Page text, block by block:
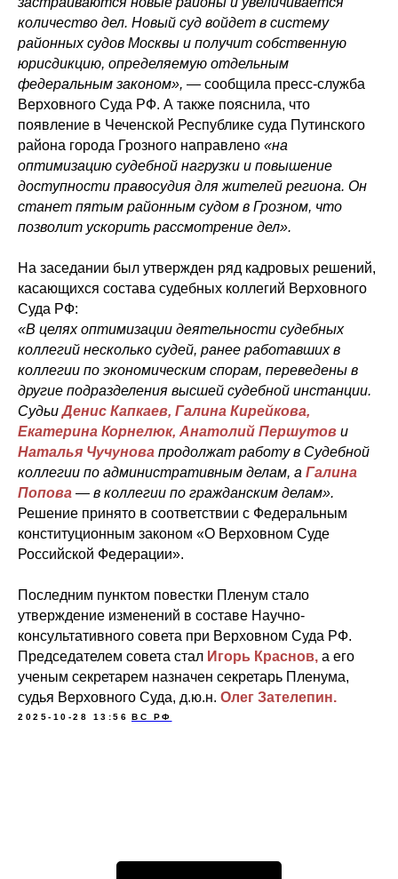
количество дел. Новый суд войдет в систему
районных судов Москвы и получит собственную
юрисдикцию, определяемую отдельным
федеральным законом», — сообщила пресс-служба
Верховного Суда РФ. А также пояснила, что
появление в Чеченской Республике суда Путинского
района города Грозного направлено «на
оптимизацию судебной нагрузки и повышение
доступности правосудия для жителей региона. Он
станет пятым районным судом в Грозном, что
позволит ускорить рассмотрение дел».
На заседании был утвержден ряд кадровых решений,
касающихся состава судебных коллегий Верховного
Суда РФ:
«В целях оптимизации деятельности судебных
коллегий несколько судей, ранее работавших в
коллегии по экономическим спорам, переведены в
другие подразделения высшей судебной инстанции.
СудьиДенис Капкаев, Галина Кирейкова,
Екатерина Корнелюк, Анатолий Першутов и
Наталья Чучунова продолжат работу в Судебной
коллегии по административным делам, а Галина
Попова — в коллегии по гражданским делам».
Решение принято в соответствии с Федеральным
конституционным законом «О Верховном Суде
Российской Федерации».
Последним пунктом повестки Пленум стало
утверждение изменений в составе Научно-
консультативного совета при Верховном Суда РФ.
Председателем совета стал Игорь Краснов, а его
ученым секретарем назначен секретарь Пленума,
судья Верховного Суда, д.ю.н. Олег Зателепин.
2025-10-28 13:56 ВС РФ